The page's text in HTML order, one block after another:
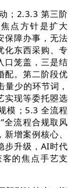
；2.3.3 第三阶
点方针是扩大
保障办事，无法
化东西采购、专
口笼盖，三是结
配。第二阶段优
少的环节词，
实现等委托曌选
模；5.3 全流程
全流程合规取风
增案例核心、
步升级，AI时代
的焦点手艺支